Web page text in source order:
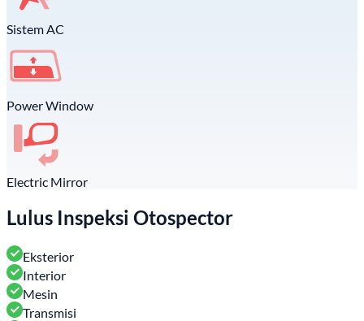
Sistem AC
Power Window
Electric Mirror
Lulus Inspeksi Otospector
Eksterior
Interior
Mesin
Transmisi